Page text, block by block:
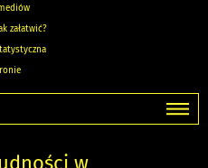
załatwić?